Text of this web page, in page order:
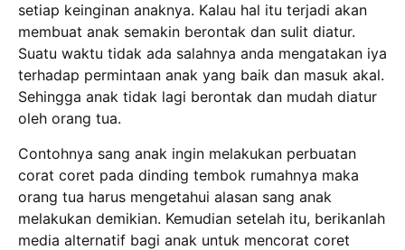
setiap keinginan anaknya. Kalau hal itu terjadi akan
membuat anak semakin berontak dan sulit diatur.
Suatu waktu tidak ada salahnya anda mengatakan iya
terhadap permintaan anak yang baik dan masuk akal.
Sehingga anak tidak lagi berontak dan mudah diatur
oleh orang tua.
Contohnya sang anak ingin melakukan perbuatan
corat coret pada dinding tembok rumahnya maka
orang tua harus mengetahui alasan sang anak
melakukan demikian. Kemudian setelah itu, berikanlah
media alternatif bagi anak untuk mencorat coret